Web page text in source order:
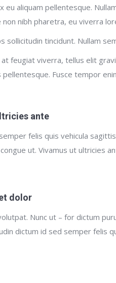
eu aliquam pellentesque.
nibh pharetra, eu viverra
sollicitudin tincidunt. Nullam
at feugiat viverra, tellus elit
Fusce tempor
ante
felis quis vehicula
ut. Vivamus ut ultricies
dolor
Nunc ut – for dictum
dictum id sed semper felis